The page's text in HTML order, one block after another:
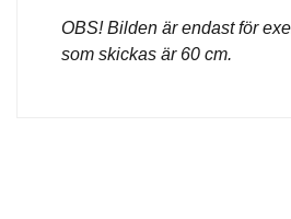
OBS! Bilden är endast för
som skickas är 60 cm.